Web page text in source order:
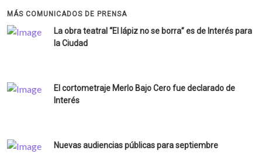
MÁS COMUNICADOS DE PRENSA
La obra teatral “El lápiz no se borra” es de Interés para
la Ciudad
El cortometraje Merlo Bajo Cero fue declarado de
Interés
Nuevas audiencias públicas para septiembre